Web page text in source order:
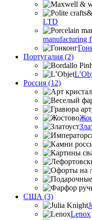
LTD
manufacturing
Португалия (2)
Россия (12)
США (3)
Lenox